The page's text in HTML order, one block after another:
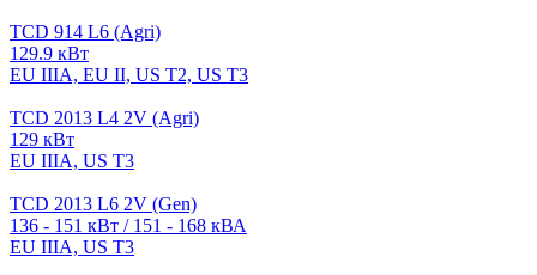
TCD 914 L6 (Agri)
129.9 кВт
EU IIIA, EU II, US T2, US T3
TCD 2013 L4 2V (Agri)
129 кВт
EU IIIA, US T3
TCD 2013 L6 2V (Gen)
136 - 151 кВт / 151 - 168 кВА
EU IIIA, US T3